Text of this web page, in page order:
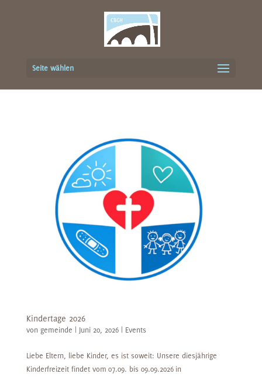
Seite wählen
Kindertage 2026
von gemeinde Juni 20, 2026| Events
Liebe Eltern, liebe Kinder, es ist soweit: Unsere diesjährige
Kinderfreizeit findet vom 07.09. bis 09.09.2026 in